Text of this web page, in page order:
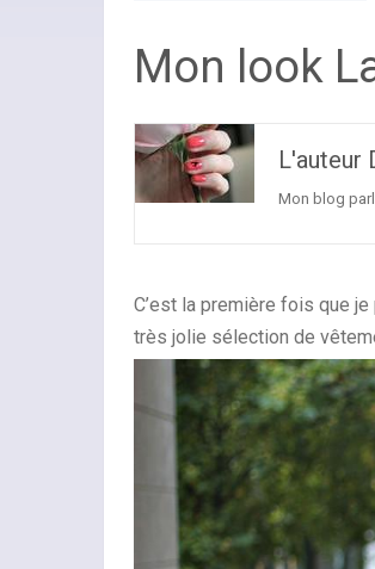
Mon look
L'auteur
Mon blog
C’est la première fois que
très jolie sélection de